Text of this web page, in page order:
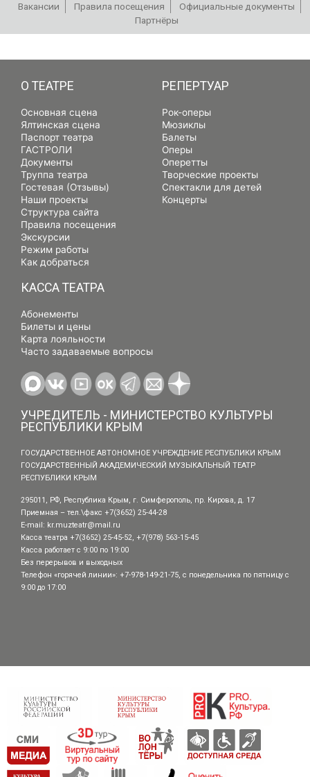
Вакансии
Правила посещения
Официальные документы
Партнёры
О ТЕАТРЕ
Основная сцена
Ялтинская сцена
Паспорт театра
ГАСТРОЛИ
Документы
Труппа театра
Гостевая (Отзывы)
Наши проекты
Структура сайта
Правила посещения
Экскурсии
Режим работы
Как добраться
РЕПЕРТУАР
Рок-оперы
Мюзиклы
Балеты
Оперы
Оперетты
Творческие проекты
Спектакли для детей
Концерты
КАССА ТЕАТРА
Абонементы
Билеты и цены
Карта лояльности
Часто задаваемые вопросы
УЧРЕДИТЕЛЬ - МИНИСТЕРСТВО КУЛЬТУРЫ
РЕСПУБЛИКИ КРЫМ
ГОСУДАРСТВЕННОЕ АВТОНОМНОЕ УЧРЕЖДЕНИЕ РЕСПУБЛИКИ КРЫМ
ГОСУДАРСТВЕННЫЙ АКАДЕМИЧЕСКИЙ МУЗЫКАЛЬНЫЙ ТЕАТР
РЕСПУБЛИКИ КРЫМ
295011, РФ, Республика Крым, г. Симферополь, пр. Кирова, д. 17
Приемная – тел.\факс +7(3652) 25-44-28
E-mail: kr.muzteatr@mail.ru
Касса театра +7(3652) 25-45-52, +7(978) 563-15-45
Касса работает с 9:00 по 19:00
Без перерывов и выходных
Телефон «горячей линии»: +7-978-149-21-75, с понедельника по пятницу с
9:00 до 17:00